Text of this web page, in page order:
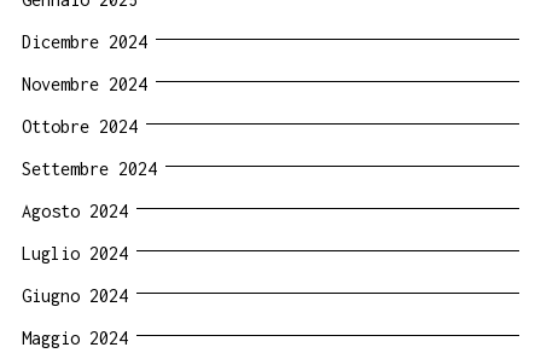
Dicembre 2024
Novembre 2024
Ottobre 2024
Settembre 2024
Agosto 2024
Luglio 2024
Giugno 2024
Maggio 2024